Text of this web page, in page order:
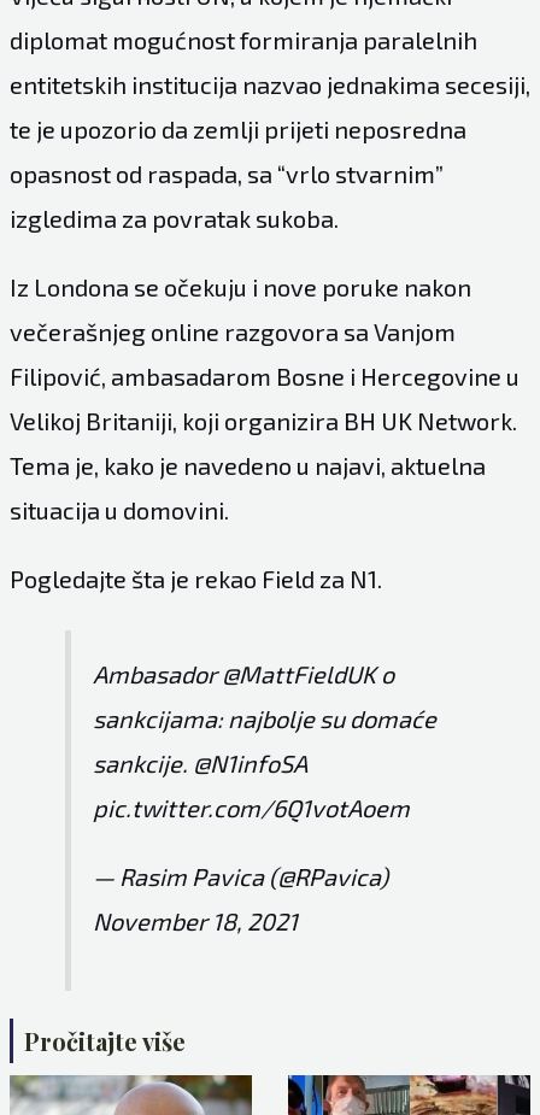
diplomat mogućnost formiranja paralelnih
entitetskih institucija nazvao jednakima secesiji,
te je upozorio da zemlji prijeti neposredna
opasnost od raspada, sa “vrlo stvarnim”
izgledima za povratak sukoba.
Iz Londona se očekuju i nove poruke nakon
večerašnjeg online razgovora sa Vanjom
Filipović, ambasadarom Bosne i Hercegovine u
Velikoj Britaniji, koji organizira BH UK Network.
Tema je, kako je navedeno u najavi, aktuelna
situacija u domovini.
Pogledajte šta je rekao Field za N1.
Ambasador@MattFieldUKo
sankcijama: najbolje su domaće
sankcije. @N1infoSA
pic.twitter.com/6Q1votAoem
— Rasim Pavica (@RPavica)
November 18, 2021
Pročitajte više